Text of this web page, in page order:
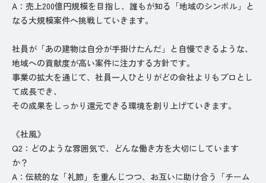
A：売上200億円規模を目指し、誰もが知る「地域のシンボル」と
なる大規模案件へ挑戦していきます。
社員が「あの建物は自分が手掛けたんだ」と自慢できるような、
地域への貢献度が高い案件に注力する方針です。
事業の拡大を通じて、社員一人ひとりがどの会社よりもプロとし
て成長でき、
その成果をしっかり還元できる環境を創り上げていきます。
《社風》
Q2：どのような雰囲気で、どんな働き方を大切にしています
か？
A：伝統的な「礼節」を重んじつつ、お互いに助け合う「チーム